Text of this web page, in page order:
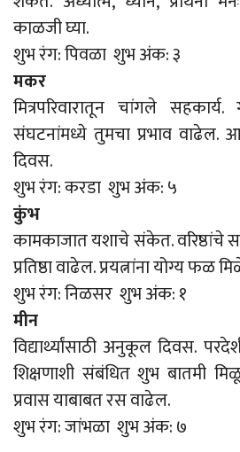
काळजी घ्या.
शुभ रंग: पिवळा शुभ अंक: ३
मकर
मित्रपरिवारातून चांगले
संघटनांमध्ये तुमचा प्रभाव वाढेल.
दिवस.
शुभ रंग: करडा शुभ अंक: ५
कुंभ
कामकाजात यशाचे संकेत. वरिष्ठांचे
प्रतिष्ठा वाढेल. प्रयत्नांना योग्य फळ
शुभ रंग: निळसर शुभ अंक: १
मीन
विद्यार्थ्यांसाठी अनुकूल दिवस.
शिक्षणाशी संबंधित शुभ बातमी
प्रवास याबाबत रस वाढेल.
शुभ रंग: जांभळा शुभ अंक: ७